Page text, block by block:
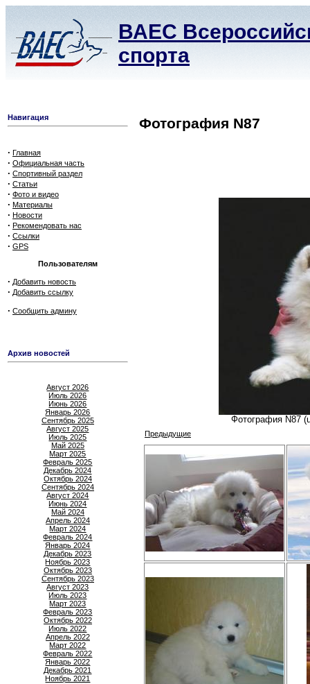
ВАЕС
спорта
Навигация
· Главная
· Официальная часть
· Спортивный раздел
· Статьи
· Фото и видео
· Материалы
· Новости
· Рекомендовать нас
· Ссылки
· GPS
Пользователям
· Добавить новость
· Добавить ссылку
· Сообщить админу
Архив новостей
Август 2026
Июль 2026
Июнь 2026
Январь 2026
Сентябрь 2025
Август 2025
Июль 2025
Май 2025
Март 2025
Февраль 2025
Декабрь 2024
Октябрь 2024
Сентябрь 2024
Август 2024
Июнь 2024
Май 2024
Апрель 2024
Март 2024
Февраль 2024
Январь 2024
Декабрь 2023
Ноябрь 2023
Октябрь 2023
Сентябрь 2023
Август 2023
Июль 2023
Март 2023
Февраль 2023
Октябрь 2022
Июль 2022
Апрель 2022
Март 2022
Февраль 2022
Январь 2022
Декабрь 2021
Ноябрь 2021
Фотография N87
Фотография N87
Предыдущие